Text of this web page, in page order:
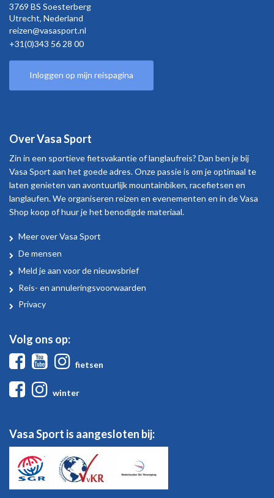
3769 BS Soesterberg
Utrecht, Nederland
reizen@vasasport.nl
+31(0)343 56 28 00
Inloggen op mijn reispagina
Over Vasa Sport
Zin in een sportieve fietsvakantie of langlaufreis? Dan ben je bij
Vasa Sport aan het goede adres. Onze passie is om je optimaal te
laten genieten van avontuurlijk mountainbiken, racefietsen en
langlaufen. We organiseren reizen en evenementen en in de Vasa
Shop koop of huur je het benodigde materiaal.
Over
Vasa
Sport
Meer over Vasa Sport
De mensen
Meld je aan voor de nieuwsbrief
Reis- en annuleringsvoorwaarden
Privacy
Volg ons op:
FacebookYoutube
fietsen
Facebook
winter
Vasa Sport is aangesloten bij: